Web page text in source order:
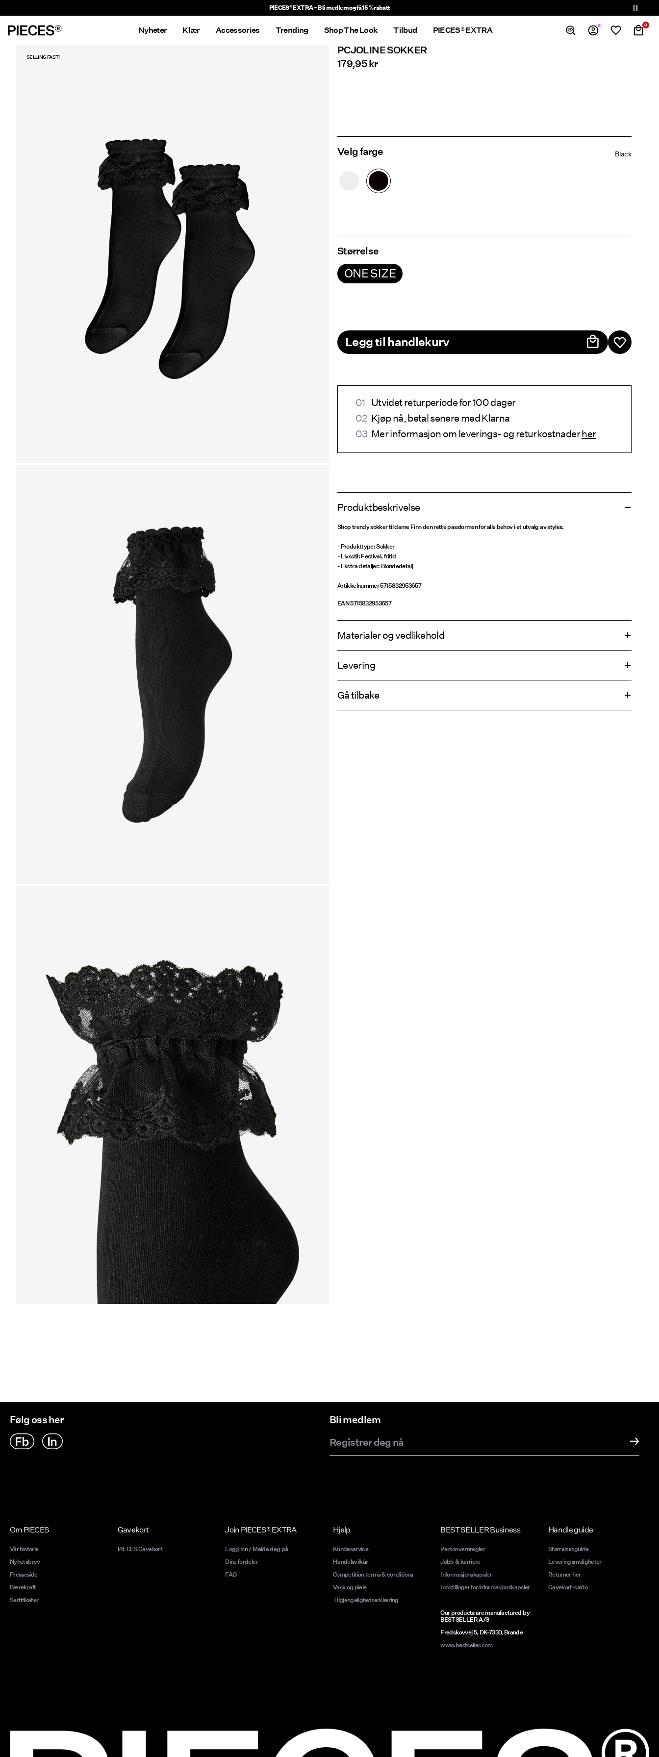
PIECES® EXTRA – Bli medlem og få 15 % rabatt
0
Nyheter Klær Accessories Trending Shop The Look Tilbud PIECES® EXTRA
SELLING FAST!
PCJOLINE SOKKER
179,95 kr
Velg farge Black
Størrelse
ONE SIZE
Legg til handlekurv
Utvidet returperiode for 100 dager
Kjøp nå, betal senere med Klarna
Mer informasjon om leverings- og returkostnaderher
Produktbeskrivelse
Shop trendy sokker til dame Finn den rette passformen for alle behov i et utvalg av styles.
- Produkttype: Sokker
- Livsstil: Festival, fritid
- Ekstra detaljer: Blondedetalj
Artikkelnummer5715832953657
EAN5715832953657
Materialer og vedlikehold
Levering
Gå tilbake
Følg oss her
Bli medlem
Registrer deg nå
Om PIECES
Vår historie
Nyhetsbrev
Presseside
Bærekraft
Sertifikater
Gavekort
PIECES Gavekort
Join PIECES® EXTRA
Logg inn / Melde deg på
Dine fordeler
FAQ
Hjelp
Kundeservice
Handelsvilkår
Competition terms & conditions
Vask og pleie
Tilgjengelighetserklæring
BESTSELLER Business
Personvernregler
Jobb & karriere
Informasjonskapsler
Innstillinger for informasjonskapsler
Our products are manufactured by
BESTSELLER A/S
Fredskovvej 5, DK-7330, Brande
www.bestseller.com
Handle guide
Størrelsesguide
Leveringsmuligheter
Returner her
Gavekort-saldo